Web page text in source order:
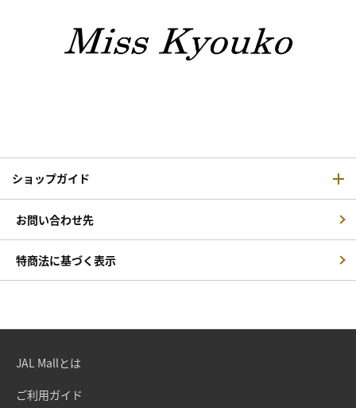
ショップガイド
お問い合わせ先
特商法に基づく表示
JAL Mallとは
ご利用ガイド